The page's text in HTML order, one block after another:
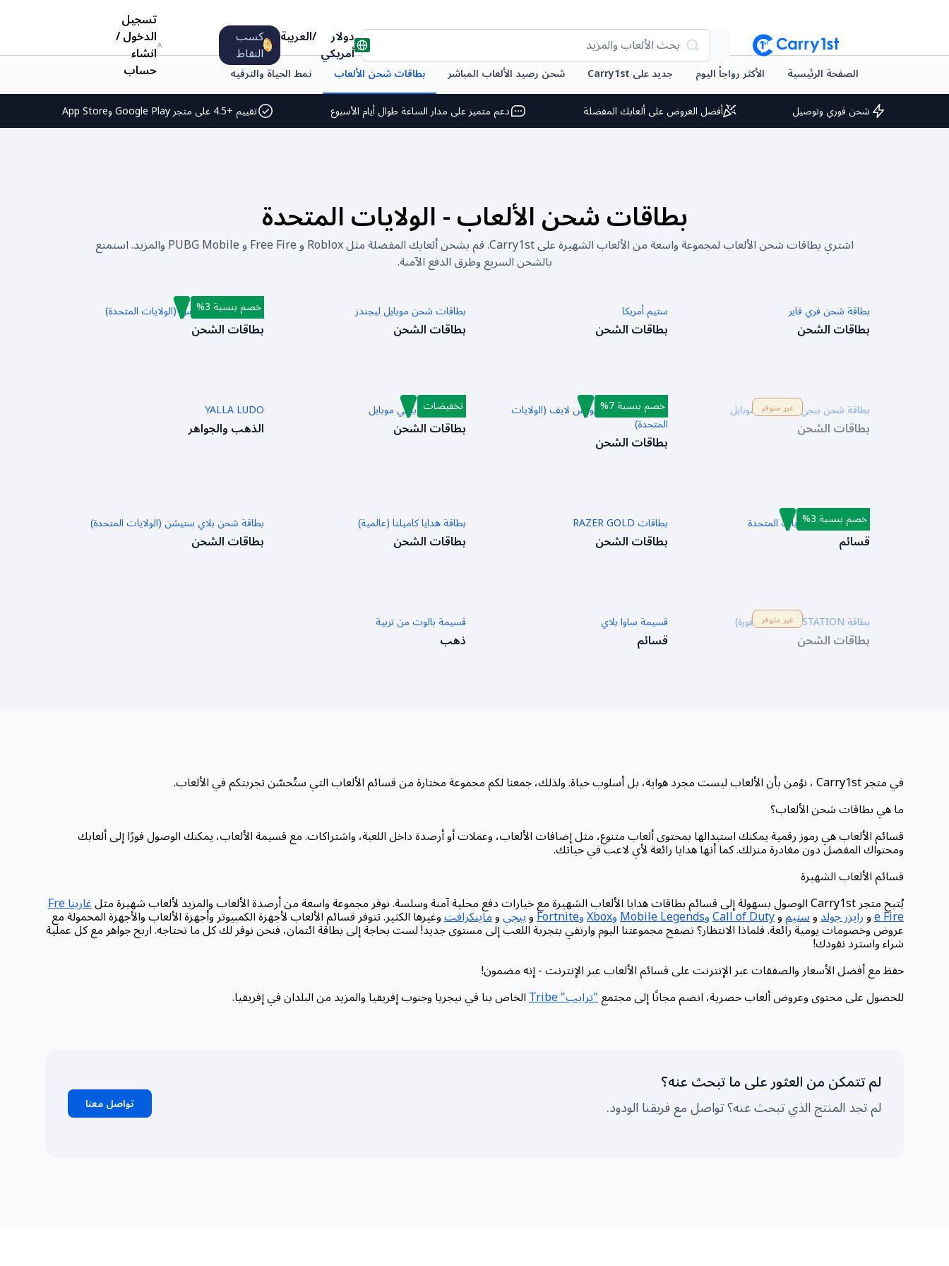
بحث الألعاب والمزيد دولار
أمريكي
/العربية كسب
النقاط
تسجيل
الدخول/
انشاء
حساب الصفحة الرئيسية الأكثر رواجاً اليوم جديد على Carry1st شحن رصيد الألعاب المباشر بطاقات شحن الألعاب
نمط الحياة والترفيه
شحن فوري وتوصيل
أفضل العروض على ألعابك المفضلة دعم متميز على مدار الساعة طوال أيام الأسبوع تقييم +4.5 على متجر Google Play وApp Store
بطاقات شحن الألعاب-الولايات المتحدة
اشتري بطاقات شحن الألعاب لمجموعة واسعة من الألعاب الشهيرة على Carry1st. قم بشحن ألعابك المفضلة مثل Roblox و Free Fire و PUBG Mobile والمزيد. استمتع
بالشحن السريع وطرق الدفع الآمنة.
بطاقة شحن فري فاير
بطاقات الشحن
ستيم أمريكا
بطاقات الشحن
بطاقات شحن موبايل ليجندز
بطاقات الشحن
بطاقة شحن روبلوكس (الولايات المتحدة)
بطاقات الشحن
خصم بنسبة 3%
بطاقة شحن ببجي نيو ستيت موبايل
بطاقات الشحن
غير متوفر بطاقة شحن إكس بوكس لايف (الولايات
المتحدة)
بطاقات الشحن
خصم بنسبة 7% بطاقة شحن ببجي موبايل
بطاقات الشحن
تخفيضات YALLA LUDO
الذهب والجواهر
NINTENDO الولايات المتحدة
قسائم
خصم بنسبة 3% بطاقات RAZER GOLD
بطاقات الشحن
بطاقة هدايا كاميلنا (عالمية)
بطاقات الشحن
بطاقة شحن بلاي ستيشن (الولايات المتحدة)
بطاقات الشحن
بطاقة PLAYSTATION (سنغافورة)
بطاقات الشحن
غير متوفر قسيمة ساوا بلاي
قسائم
قسيمة بالوت من تربية
ذهب
في متجر Carry1st ، نؤمن بأن الألعاب ليست مجرد هواية، بل أسلوب حياة. ولذلك، جمعنا لكم مجموعة مختارة من قسائم الألعاب التي ستُحسّن تجربتكم في الألعاب.
ما هي بطاقات شحن الألعاب؟
قسائم الألعاب هي رموز رقمية يمكنك استبدالها بمحتوى ألعاب متنوع، مثل إضافات الألعاب، وعملات أو أرصدة داخل اللعبة، واشتراكات. مع قسيمة الألعاب، يمكنك الوصول فورًا إلى ألعابك
ومحتواك المفضل دون مغادرة منزلك. كما أنها هدايا رائعة لأي لاعب في حياتك.
قسائم الألعاب الشهيرة
يُتيح متجر Carry1st الوصول بسهولة إلى قسائم بطاقات هدايا الألعاب الشهيرة مع خيارات دفع محلية آمنة وسلسة. نوفر مجموعة واسعة من أرصدة الألعاب والمزيد لألعاب شهيرة مثل
غارينا Fre
e Fireورايزر جولدوستيموCall of DutyوMobile Legends وXbox وFortnite وببجيوماينكرافتوغيرها الكثير. تتوفر قسائم الألعاب لأجهزة الكمبيوتر وأجهزة الألعاب والأجهزة المحمولة مع
عروض وخصومات يومية رائعة. فلماذا الانتظار؟ تصفح مجموعتنا اليوم وارتقي بتجربة اللعب إلى مستوى جديد! لست بحاجة إلى بطاقة ائتمان، فنحن نوفر لك كل ما تحتاجه. اربح جواهر مع كل عملية
شراء واسترد نقودك!
حفظ مع أفضل الأسعار والصفقات عبر الإنترنت على قسائم الألعاب عبر الإنترنت - إنه مضمون!
للحصول على محتوى وعروض ألعاب حصرية، انضم مجانًا إلى مجتمع"ترايب" Tribe الخاص بنا في نيجريا وجنوب إفريقيا والمزيد من البلدان في إفريقيا.
لم تتمكن من العثور على ما تبحث عنه؟
لم تجد المنتج الذي تبحث عنه؟ تواصل مع فريقنا الودود. تواصل معنا